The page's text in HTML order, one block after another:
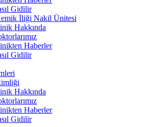
Gidilir
İliği Nakil Ünitesi
Hakkında
Haberler
Gidilir
Hakkında
Haberler
Gidilir